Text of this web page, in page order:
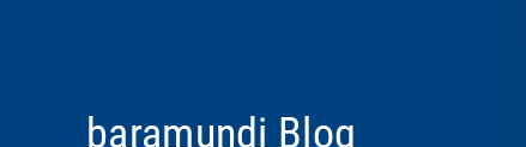
baramundi Blog